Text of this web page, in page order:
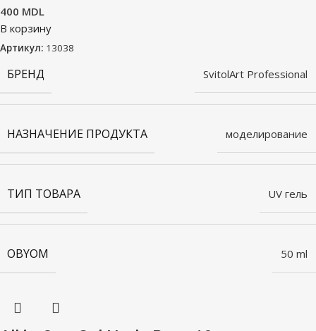
400 MDL
В корзину
Артикул: 13038
БРЕНД SvitolArt Professional
НАЗНАЧЕНИЕ ПРОДУКТА моделирование
ТИП ТОВАРА UV гель
OBYOM 50 ml